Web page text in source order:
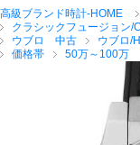
高級ブランド時計-HOME
クラシックフュージョン/
ウブロ 中古
ウブロ/
価格帯
50万～100万